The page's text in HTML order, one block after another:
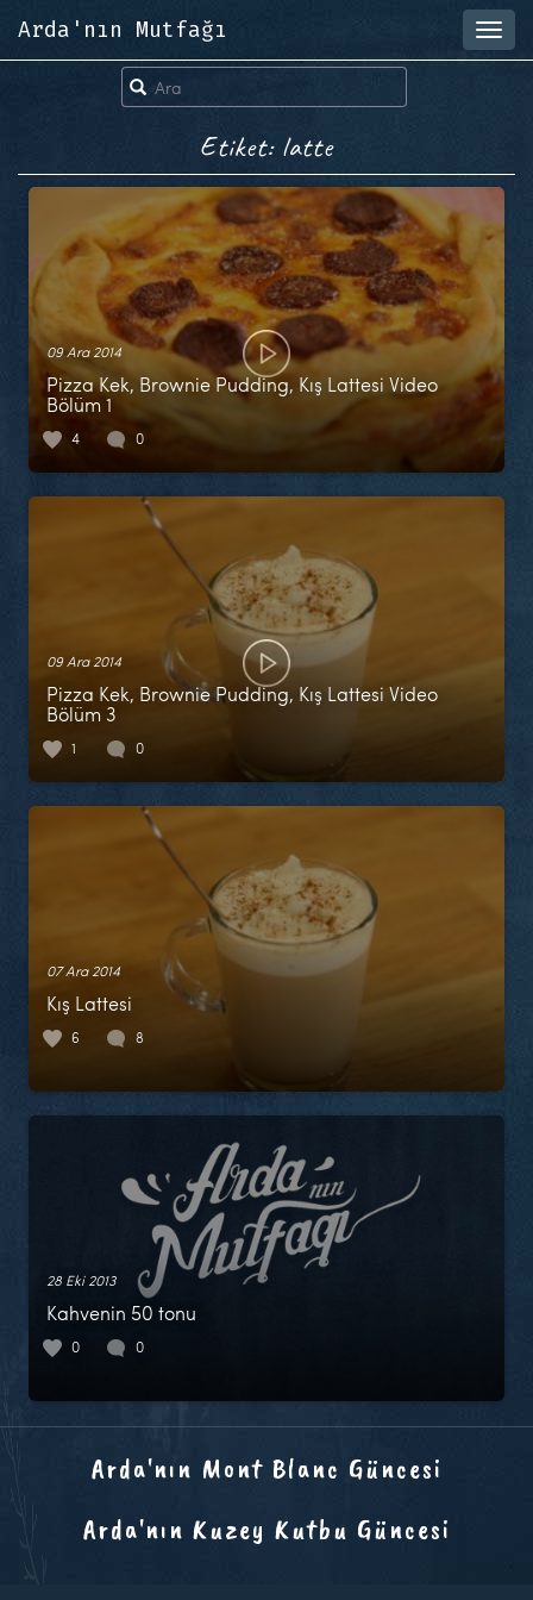
Arda'nın Mutfağı
Etiket: latte
09 Ara 2014
Pizza Kek, Brownie Pudding, Kış Lattesi Video
Bölüm 1
4 0
09 Ara 2014
Pizza Kek, Brownie Pudding, Kış Lattesi Video
Bölüm 3
1 0
07 Ara 2014
Kış Lattesi
6 8
28 Eki 2013
Kahvenin 50 tonu
0 0
Arda'nın Mont Blanc Güncesi
Arda'nın Kuzey Kutbu Güncesi